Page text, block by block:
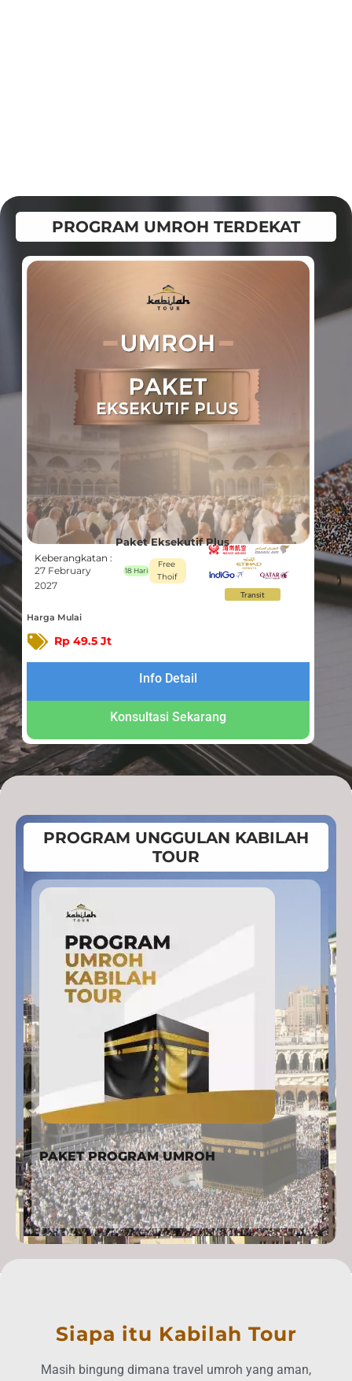
PROGRAM UMROH TERDEKAT
Paket Eksekutif Plus
Keberangkatan :
27 February
2027
18 Hari
Free
Thoif
Transit
Harga Mulai
Rp 49.5 Jt
Info Detail
Konsultasi Sekarang
PROGRAM UNGGULAN KABILAH
TOUR
PAKET PROGRAM UMROH
Siapa itu Kabilah Tour
Masih bingung dimana travel umroh yang aman,